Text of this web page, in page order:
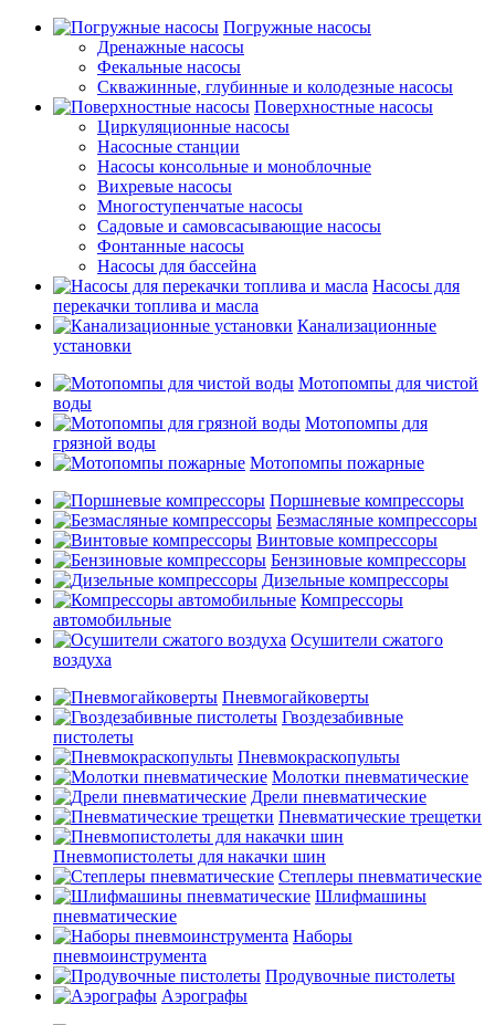
Погружные насосы
Дренажные насосы
Фекальные насосы
Скважинные, глубинные и колодезные насосы
Поверхностные насосы
Циркуляционные насосы
Насосные станции
Насосы консольные и моноблочные
Вихревые насосы
Многоступенчатые насосы
Садовые и самовсасывающие насосы
Фонтанные насосы
Насосы для бассейна
Насосы для
перекачки топлива и масла
Канализационные
установки
Мотопомпы для чистой
воды
Мотопомпы для
грязной воды
Мотопомпы пожарные
Поршневые компрессоры
Безмасляные компрессоры
Винтовые компрессоры
Бензиновые компрессоры
Дизельные компрессоры
Компрессоры
автомобильные
Осушители сжатого
воздуха
Пневмогайковерты
Гвоздезабивные
пистолеты
Пневмокраскопульты
Молотки пневматические
Дрели пневматические
Пневматические трещетки
Пневмопистолеты для накачки шин
Степлеры пневматические
Шлифмашины
пневматические
Наборы
пневмоинструмента
Продувочные пистолеты
Аэрографы